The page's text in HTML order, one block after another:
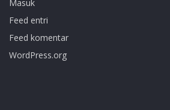
Masuk
Feed entri
Feed komentar
WordPress.org